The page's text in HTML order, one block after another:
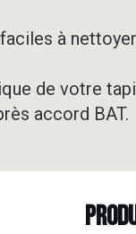
à
de votre
accord BAT.